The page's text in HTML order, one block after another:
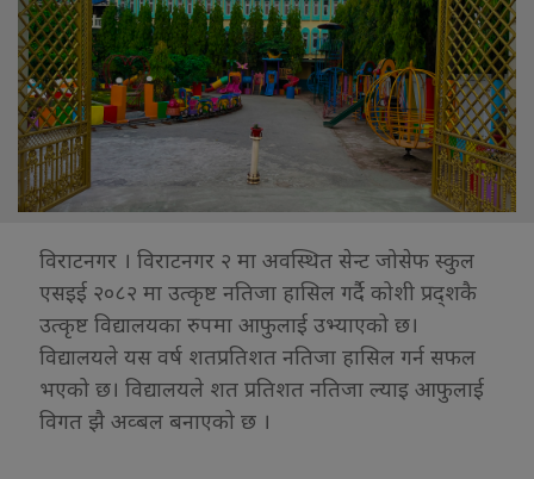
विराटनगर । विराटनगर २ मा अवस्थित सेन्ट जोसेफ स्कुल
एसइई २०८२ मा उत्कृष्ट नतिजा हासिल गर्दै कोशी प्रद्शकै
उत्कृष्ट विद्यालयका रुपमा आफुलाई उभ्याएको छ।
विद्यालयले यस वर्ष शतप्रतिशत नतिजा हासिल गर्न सफल
भएको छ। विद्यालयले शत प्रतिशत नतिजा ल्याइ आफुलाई
विगत झै अव्बल बनाएको छ ।